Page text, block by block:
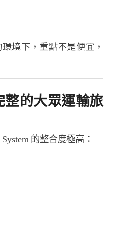
境下，重點不是便宜，
整的大眾運輸旅
的整合度極高：